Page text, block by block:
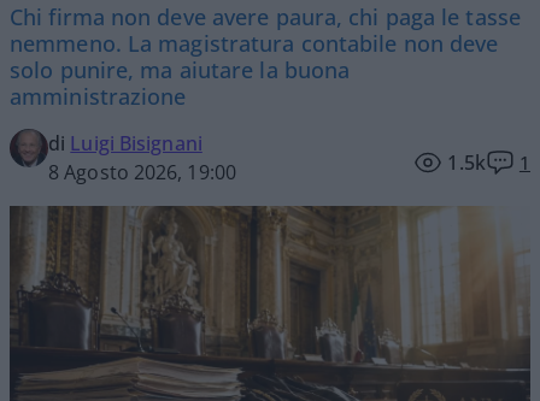
Chi firma non deve avere paura, chi paga le tasse
nemmeno. La magistratura contabile non deve
solo punire, ma aiutare la buona
amministrazione
di Luigi Bisignani
8 Agosto 2026, 19:00
1.5k 1